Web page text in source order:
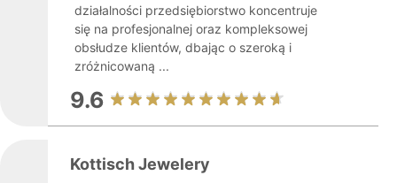
działalności przedsiębiorstwo koncentruje
się na profesjonalnej oraz kompleksowej
obsłudze klientów, dbając o szeroką i
zróżnicowaną ...
9.6
Kottisch Jewelery